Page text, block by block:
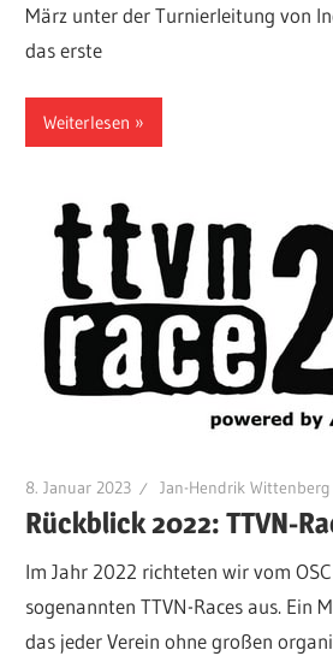
März unter der Turnierleitung von
das erste
Weiterlesen
8. Januar 2023 Jan-Hendrik Wittenberg
Rückblick 2022: TTVN-
Im Jahr 2022 richteten wir vom
sogenannten TTVN-Races aus. Ein
das jeder Verein ohne großen